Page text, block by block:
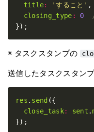
title: 'すること'
closing_type : 0
});
※ タスクスタンプの
送信したタスクスタン
res . send
close_task: sent .
});